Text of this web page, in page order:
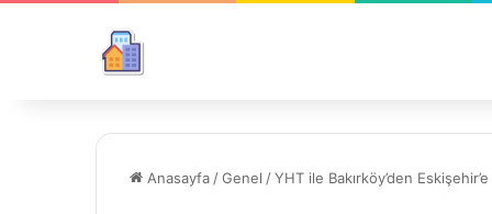
Anasayfa /Genel /YHT ile Bakırköy’den